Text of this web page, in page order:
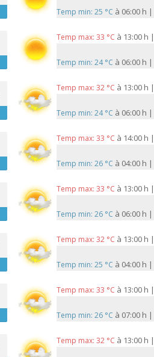
Temp min: 25 °C à 06:00 h
Temp max: 33 °C à 13:00 h
Temp min: 24 °C à 06:00 h
Temp max: 32 °C à 13:00 h
Temp min: 24 °C à 06:00 h
Temp max: 33 °C à 14:00 h
Temp min: 26 °C à 04:00 h
Temp max: 33 °C à 13:00 h
Temp min: 26 °C à 06:00 h
Temp max: 32 °C à 13:00 h
Temp min: 25 °C à 04:00 h
Temp max: 33 °C à 13:00 h
Temp min: 26 °C à 07:00 h
Temp max: 32 °C à 13:00 h